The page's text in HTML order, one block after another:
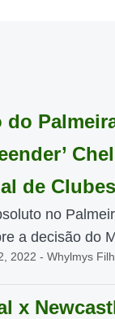
do
de Clubes
no
a decisão do
2022 - Whylmys
x